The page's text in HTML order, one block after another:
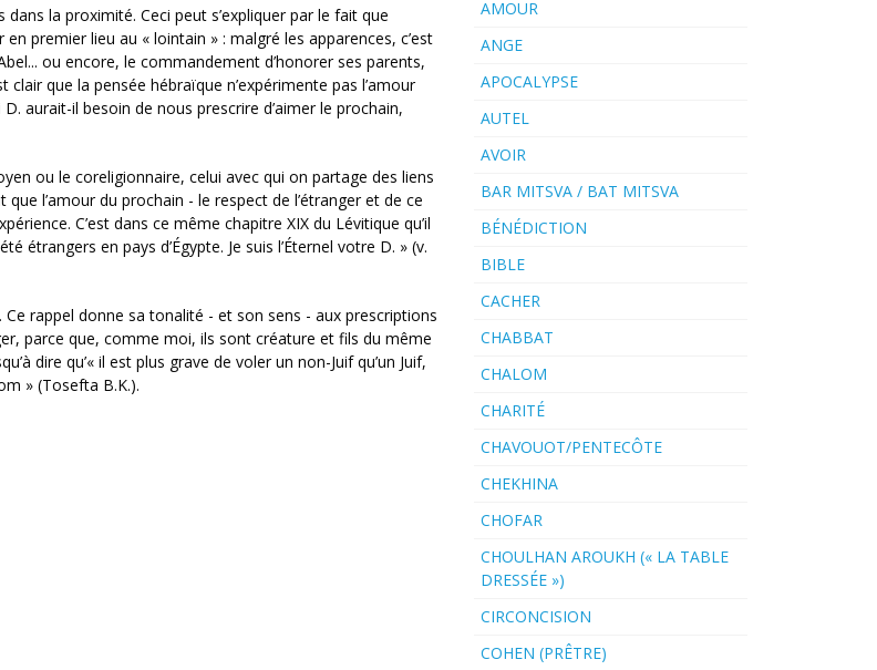
la proximité. Ceci peut s’expliquer par le fait que
premier lieu au « lointain » : malgré les apparences, c’est
ou encore, le comman­dement d’honorer ses parents,
que la pensée hébraïque n’expéri­mente pas l’amour
aurait-il besoin de nous prescrire d’aimer le pro­chain,
ou le coreligionnaire, celui avec qui on partage des liens
l’amour du prochain - le respect de l’étranger et de ce
C’est dans ce même chapitre XIX du Lévitique qu’il
étrangers en pays d’Égypte. Je suis l’Éternel votre D. » (v.
Ce rappel donne sa tonalité - et son sens - aux prescriptions
parce que, comme moi, ils sont créature et fils du même
dire qu’« il est plus grave de voler un non-Juif qu’un Juif,
» (Tosefta B.K.).
AMOUR
ANGE
APOCALYPSE
AUTEL
AVOIR
BAR MITSVA / BAT MITSVA
BÉNÉDICTION
BIBLE
CACHER
CHABBAT
CHALOM
CHARITÉ
CHAVOUOT/PENTECÔTE
CHEKHINA
CHOFAR
CHOULHAN AROUKH (« LA TABLE
DRESSÉE »)
CIRCONCISION
COHEN (PRÊTRE)